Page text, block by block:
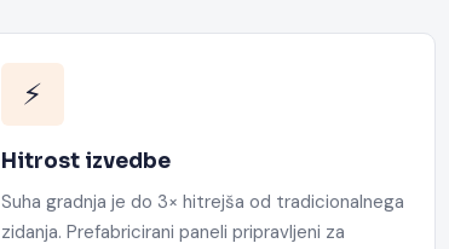
⚡
Hitrost izvedbe
Suha gradnja je do 3× hitrejša od tradicionalnega
zidanja. Prefabricirani paneli pripravljeni za